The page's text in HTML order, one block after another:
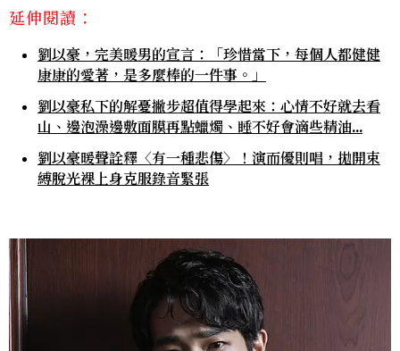
延伸閱讀：
劉以豪，完美暖男的宣言：「珍惜當下，每個人都健健
康康的愛著，是多麼棒的一件事。」
劉以豪私下的解憂撇步超值得學起來：心情不好就去看
山、邊泡澡邊敷面膜再點蠟燭、睡不好會滴些精油...
劉以豪暖聲詮釋〈有一種悲傷〉！演而優則唱，拋開束
縛脫光裸上身克服錄音緊張